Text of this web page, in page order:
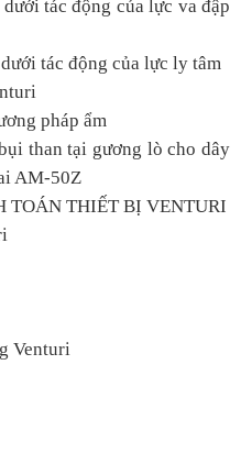
tác động của lực va đập
tác động của lực ly tâm
pháp ẩm
than tại gương lò cho dây
AM-50Z
TOÁN THIẾT BỊ VENTURI
Venturi